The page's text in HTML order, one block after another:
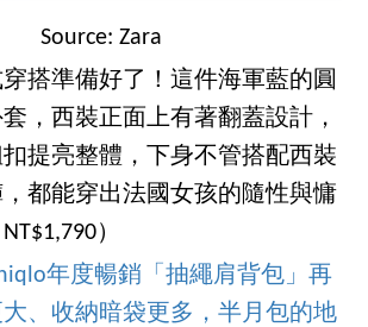
Source: Zara
搭準備好了！這件海軍藍的圓
，西裝正面上有著翻蓋設計，
提亮整體，下身不管搭配西裝
都能穿出法國女孩的隨性與慵
）
年度暢銷「抽繩肩背包」再
、收納暗袋更多，半月包的地